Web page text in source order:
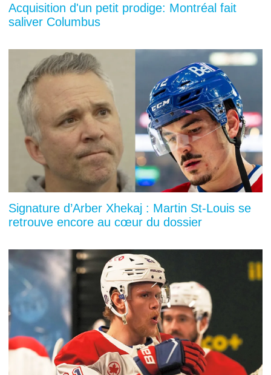
Acquisition d'un petit prodige: Montréal fait
saliver Columbus
Signature d’Arber Xhekaj : Martin St-Louis se
retrouve encore au cœur du dossier